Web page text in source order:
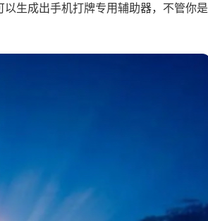
生成出手机打牌专用辅助器，不管你是